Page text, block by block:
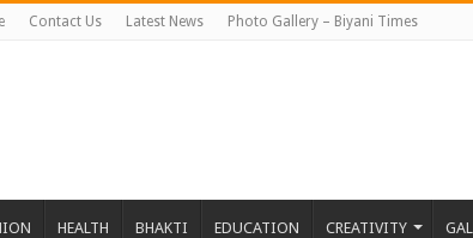
Contact Us Latest News Photo Gallery – Biyani Times
HEALTH BHAKTI EDUCATION CREATIVITY